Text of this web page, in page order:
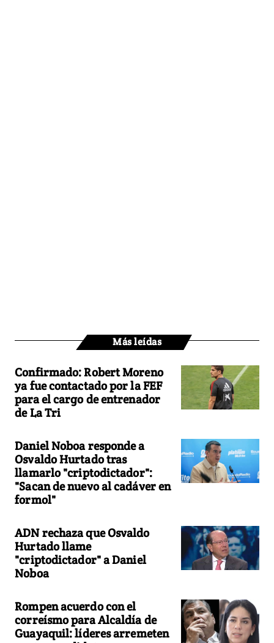
Más leídas
Confirmado: Robert Moreno
ya fue contactado por la FEF
para el cargo de entrenador
de La Tri
Daniel Noboa responde a
Osvaldo Hurtado tras
llamarlo "criptodictador":
"Sacan de nuevo al cadáver en
formol"
ADN rechaza que Osvaldo
Hurtado llame
"criptodictador" a Daniel
Noboa
Rompen acuerdo con el
correísmo para Alcaldía de
Guayaquil: líderes arremeten